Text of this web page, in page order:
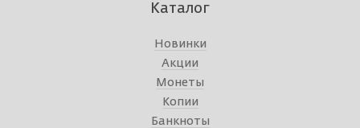
Каталог
Новинки
Акции
Монеты
Копии
Банкноты